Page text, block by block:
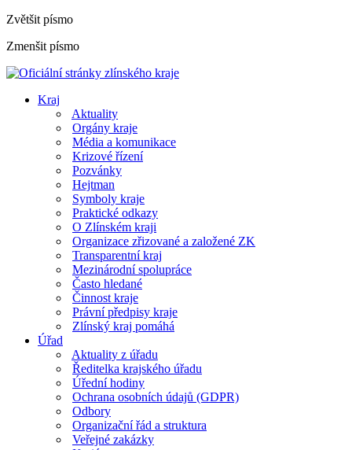
Zvětšit písmo
Zmenšit písmo
Kraj
Aktuality
Orgány kraje
Média a komunikace
Krizové řízení
Pozvánky
Hejtman
Symboly kraje
Praktické odkazy
O Zlínském kraji
Organizace zřizované a založené ZK
Transparentní kraj
Mezinárodní spolupráce
Často hledané
Činnost kraje
Právní předpisy kraje
Zlínský kraj pomáhá
Úřad
Aktuality z úřadu
Ředitelka krajského úřadu
Úřední hodiny
Ochrana osobních údajů (GDPR)
Odbory
Organizační řád a struktura
Veřejné zakázky